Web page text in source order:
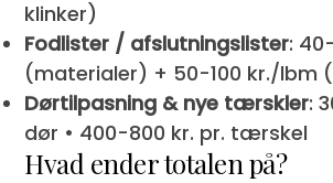
klinker)
Fodlister / afslutningslister:
(materialer) + 50-100 kr./lbm
Dørtilpasning & nye tærskler:
dør • 400-800 kr. pr. tærskel
Hvad ender totalen på?